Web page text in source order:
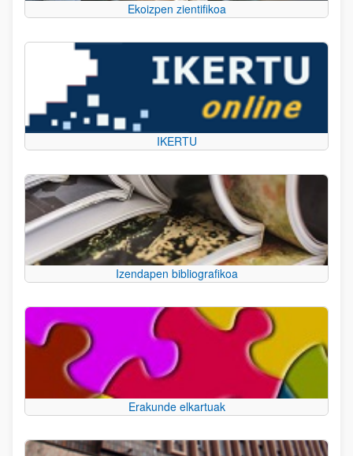
Ekoizpen zientifikoa
IKERTU
Izendapen bibliografikoa
Erakunde elkartuak